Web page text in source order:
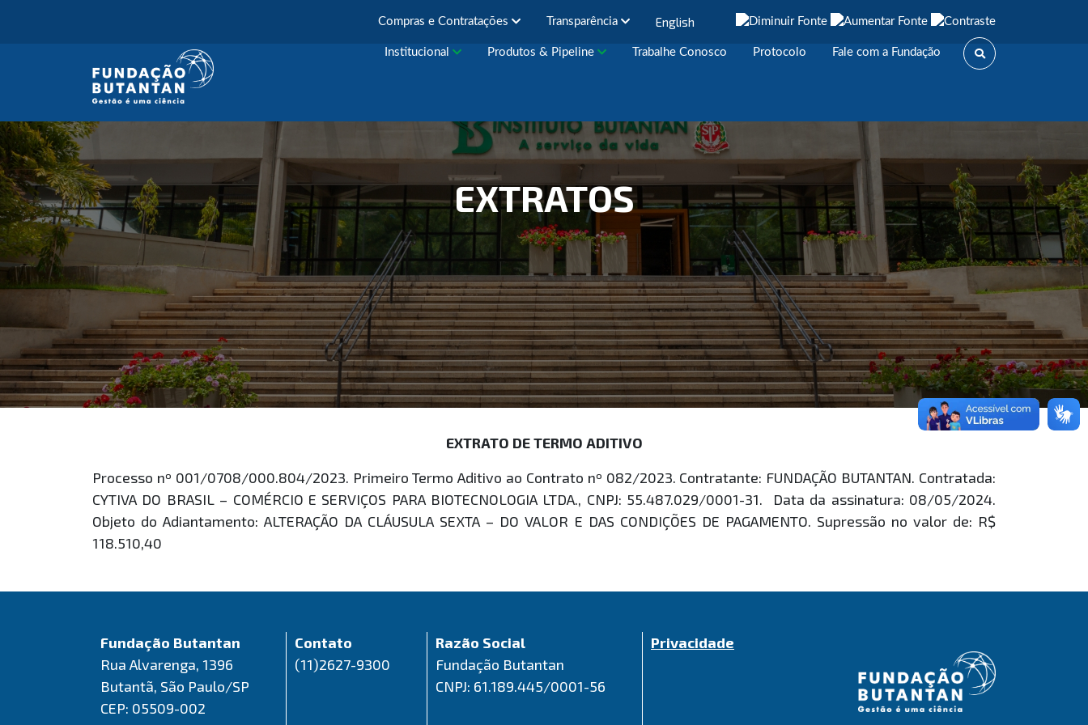
Compras e Contratações Transparência English
Institucional Produtos & Pipeline Trabalhe Conosco Protocolo Fale com a Fundação
EXTRATOS
EXTRATO DE TERMO ADITIVO
Processo nº 001/0708/000.804/2023. Primeiro Termo Aditivo ao Contrato nº 082/2023. Contratante: FUNDAÇÃO BUTANTAN. Contratada:
CYTIVA DO BRASIL – COMÉRCIO E SERVIÇOS PARA BIOTECNOLOGIA LTDA., CNPJ: 55.487.029/0001-31. Data da assinatura: 08/05/2024.
Objeto do Adiantamento: ALTERAÇÃO DA CLÁUSULA SEXTA – DO VALOR E DAS CONDIÇÕES DE PAGAMENTO. Supressão no valor de: R$
118.510,40
Fundação Butantan
Rua Alvarenga, 1396
Butantã, São Paulo/SP
CEP: 05509-002
Contato
(11)2627-9300
Razão Social
Fundação Butantan
CNPJ: 61.189.445/0001-56
Privacidade